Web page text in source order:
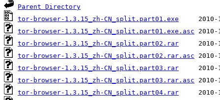
Parent Directory
tor-browser-1.3.15_zh-CN_split.part01.exe
tor-browser-1.3.15_zh-CN_split.part01.exe.asc
tor-browser-1.3.15_zh-CN_split.part02.rar
tor-browser-1.3.15_zh-CN_split.part02.rar.asc
tor-browser-1.3.15_zh-CN_split.part03.rar
tor-browser-1.3.15_zh-CN_split.part03.rar.asc
tor-browser-1.3.15_zh-CN_split.part04.rar